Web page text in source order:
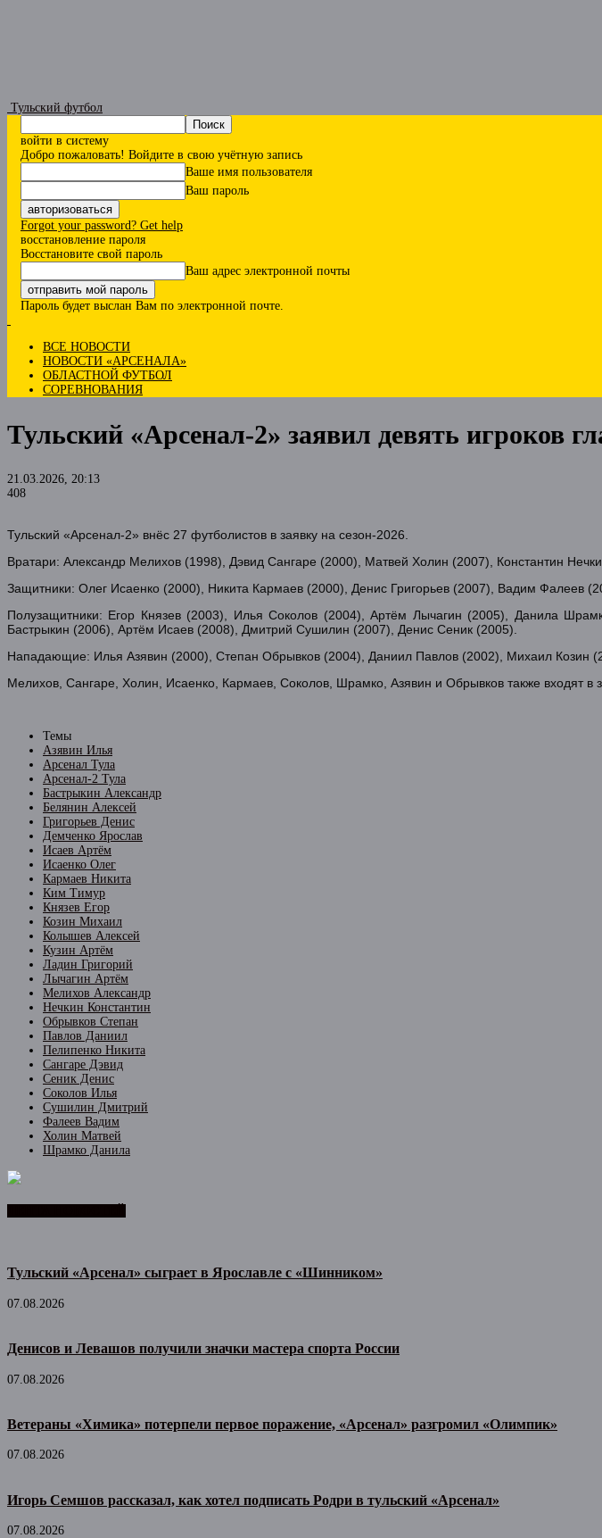
Тульский футбол
войти в систему
Добро пожаловать! Войдите в свою учётную запись
Ваше имя пользователя
Ваш пароль
Forgot your password? Get help
восстановление пароля
Восстановите свой пароль
Ваш адрес электронной почты
Пароль будет выслан Вам по электронной почте.
ВСЕ НОВОСТИ
НОВОСТИ «АРСЕНАЛА»
ОБЛАСТНОЙ ФУТБОЛ
СОРЕВНОВАНИЯ
Тульский «Арсенал-2» заявил девять игроков
21.03.2026, 20:13
408
Тульский «Арсенал-2» внёс 27 футболистов в заявку на сезон-2026.
Вратари: Александр Мелихов (1998), Дэвид Сангаре (2000), Матвей Холин (2007), Константин
Защитники: Олег Исаенко (2000), Никита Кармаев (2000), Денис Григорьев (2007), Вадим Фалеев
Полузащитники: Егор Князев (2003), Илья Соколов (2004), Артём Лычагин (2005), Данила
Бастрыкин (2006), Артём Исаев (2008), Дмитрий Сушилин (2007), Денис Сеник (2005).
Нападающие: Илья Азявин (2000), Степан Обрывков (2004), Даниил Павлов (2002), Михаил Козин
Мелихов, Сангаре, Холин, Исаенко, Кармаев, Соколов, Шрамко, Азявин и Обрывков также входят в
Темы
Азявин Илья
Арсенал Тула
Арсенал-2 Тула
Бастрыкин Александр
Белянин Алексей
Григорьев Денис
Демченко Ярослав
Исаев Артём
Исаенко Олег
Кармаев Никита
Ким Тимур
Князев Егор
Козин Михаил
Колышев Алексей
Кузин Артём
Ладин Григорий
Лычагин Артём
Мелихов Александр
Нечкин Константин
Обрывков Степан
Павлов Даниил
Пелипенко Никита
Сангаре Дэвид
Сеник Денис
Соколов Илья
Сушилин Дмитрий
Фалеев Вадим
Холин Матвей
Шрамко Данила
Тульский «Арсенал» сыграет в Ярославле с «Шинником»
07.08.2026
Денисов и Левашов получили значки мастера спорта России
07.08.2026
Ветераны «Химика» потерпели первое поражение, «Арсенал» разгромил «Олимпик»
07.08.2026
Игорь Семшов рассказал, как хотел подписать Родри в тульский «Арсенал»
07.08.2026